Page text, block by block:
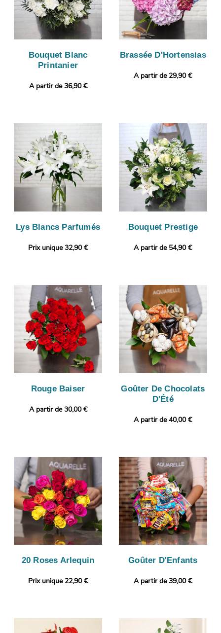
Bouquet Blanc
Printanier
A partir de 36,90 €
Brassée D'Hortensias
A partir de 29,90 €
Lys Blancs Parfumés
Prix unique 32,90 €
Bouquet Prestige
A partir de 54,90 €
Rouge Baiser
A partir de 30,00 €
Goûter De Chocolats
D'Été
A partir de 40,00 €
20 Roses Arlequin
Prix unique 22,90 €
Goûter D'Enfants
A partir de 39,00 €